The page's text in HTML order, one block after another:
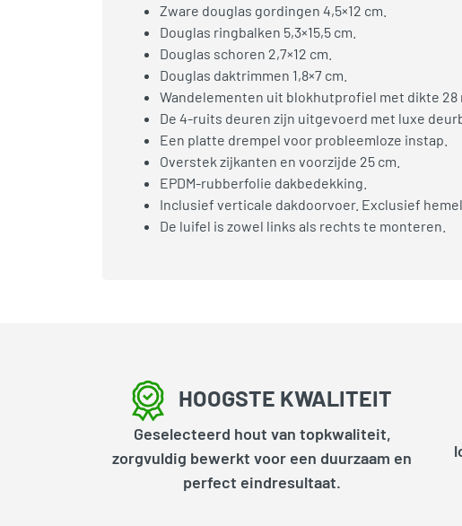
Zware douglas gordingen 4,5×12 cm.
Douglas ringbalken 5,3×15,5 cm.
Douglas schoren 2,7×12 cm.
Douglas daktrimmen 1,8×7 cm.
Wandelementen uit blokhutprofiel met dikte 28
De 4-ruits deuren zijn uitgevoerd met luxe
Een platte drempel voor probleemloze instap.
Overstek zijkanten en voorzijde 25 cm.
EPDM-rubberfolie dakbedekking.
Inclusief verticale dakdoorvoer. Exclusief
De luifel is zowel links als rechts te monteren.
HOOGSTE KWALITEIT
Geselecteerd hout van topkwaliteit,
zorgvuldig bewerkt voor een duurzaam en
perfect eindresultaat.